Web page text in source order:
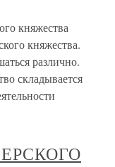
княжества
княжества.
различно.
складывается